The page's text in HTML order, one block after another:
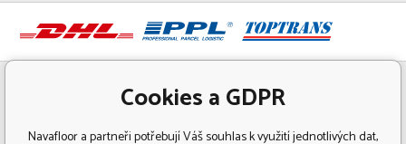
Cookies a GDPR
Navafloor a partneři potřebují Váš souhlas k využití jednotlivých dat,